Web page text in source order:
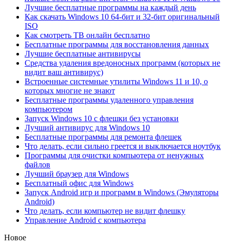
Лучшие бесплатные программы на каждый день
Как скачать Windows 10 64-бит и 32-бит оригинальный
ISO
Как смотреть ТВ онлайн бесплатно
Бесплатные программы для восстановления данных
Лучшие бесплатные антивирусы
Средства удаления вредоносных программ (которых не
видит ваш антивирус)
Встроенные системные утилиты Windows 11 и 10, о
которых многие не знают
Бесплатные программы удаленного управления
компьютером
Запуск Windows 10 с флешки без установки
Лучший антивирус для Windows 10
Бесплатные программы для ремонта флешек
Что делать, если сильно греется и выключается ноутбук
Программы для очистки компьютера от ненужных
файлов
Лучший браузер для Windows
Бесплатный офис для Windows
Запуск Android игр и программ в Windows (Эмуляторы
Android)
Что делать, если компьютер не видит флешку
Управление Android с компьютера
Новое